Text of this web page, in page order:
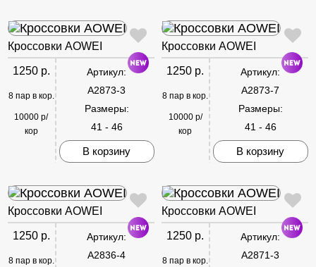
Кроссовки AOWEI
1250 р.
8 пар в кор.
10000 р/
кор
Артикул:
A2873-3
Размеры:
41 - 46
В корзину
Кроссовки AOWEI
1250 р.
8 пар в кор.
10000 р/
кор
Артикул:
A2873-7
Размеры:
41 - 46
В корзину
Кроссовки AOWEI
1250 р.
8 пар в кор.
Артикул:
A2836-4
Кроссовки AOWEI
1250 р.
8 пар в кор.
Артикул:
A2871-3